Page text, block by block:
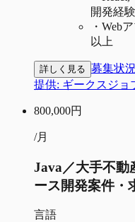
開発経験
・ Web
以上
詳しく見る 募集状
提供: ギークスジョ
800,000円
/月
Java／大手不動
ース開発案件・
言語